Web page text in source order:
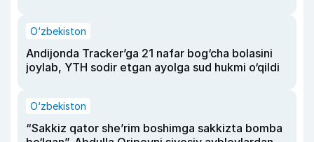
O‘zbekiston
Andijonda Tracker’ga 21 nafar bog‘cha bolasini
joylab, YTH sodir etgan ayolga sud hukmi o‘qildi
O‘zbekiston
“Sakkiz qator she’rim boshimga sakkizta bomba